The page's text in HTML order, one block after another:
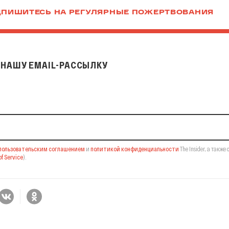
НА РЕГУЛЯРНЫЕ ПОЖЕРТВОВАНИЯ
EMAIL-РАССЫЛКУ
соглашением и политикой конфиденциальности The Insider, а также
Service).